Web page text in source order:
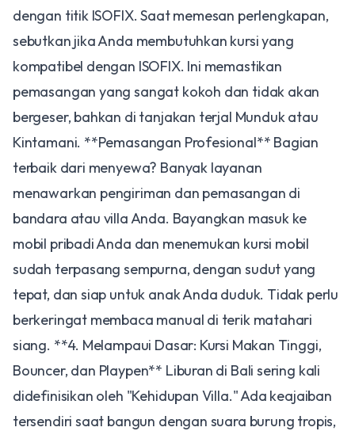
dengan titik ISOFIX. Saat memesan perlengkapan,
sebutkan jika Anda membutuhkan kursi yang
kompatibel dengan ISOFIX. Ini memastikan
pemasangan yang sangat kokoh dan tidak akan
bergeser, bahkan di tanjakan terjal Munduk atau
Kintamani. **Pemasangan Profesional** Bagian
terbaik dari menyewa? Banyak layanan
menawarkan pengiriman dan pemasangan di
bandara atau villa Anda. Bayangkan masuk ke
mobil pribadi Anda dan menemukan kursi mobil
sudah terpasang sempurna, dengan sudut yang
tepat, dan siap untuk anak Anda duduk. Tidak perlu
berkeringat membaca manual di terik matahari
siang. **4. Melampaui Dasar: Kursi Makan Tinggi,
Bouncer, dan Playpen** Liburan di Bali sering kali
didefinisikan oleh "Kehidupan Villa." Ada keajaiban
tersendiri saat bangun dengan suara burung tropis,